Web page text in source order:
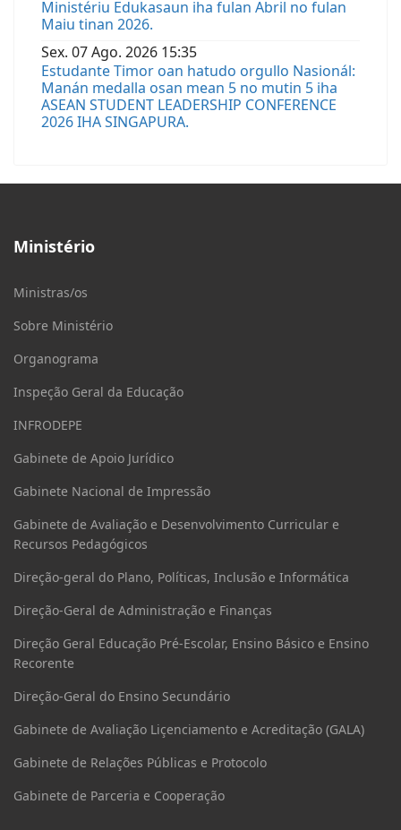
Ministériu Edukasaun iha fulan Abril no fulan
Maiu tinan 2026.
Sex. 07Ago. 2026 15:35
Estudante Timor oan hatudo orgullo Nasionál:
Manán medalla osan mean 5 no mutin 5 iha
ASEAN STUDENT LEADERSHIP CONFERENCE
2026 IHA SINGAPURA.
Ministério
Ministras/os
Sobre Ministério
Organograma
Inspeção Geral da Educação
INFRODEPE
Gabinete de Apoio Jurídico
Gabinete Nacional de Impressão
Gabinete de Avaliação e Desenvolvimento Curricular e
Recursos Pedagógicos
Direção-geral do Plano, Políticas, Inclusão e Informática
Direção-Geral de Administração e Finanças
Direção Geral Educação Pré-Escolar, Ensino Básico e Ensino
Recorente
Direção-Geral do Ensino Secundário
Gabinete de Avaliação Liçenciamento e Acreditação (GALA)
Gabinete de Relações Públicas e Protocolo
Gabinete de Parceria e Cooperação